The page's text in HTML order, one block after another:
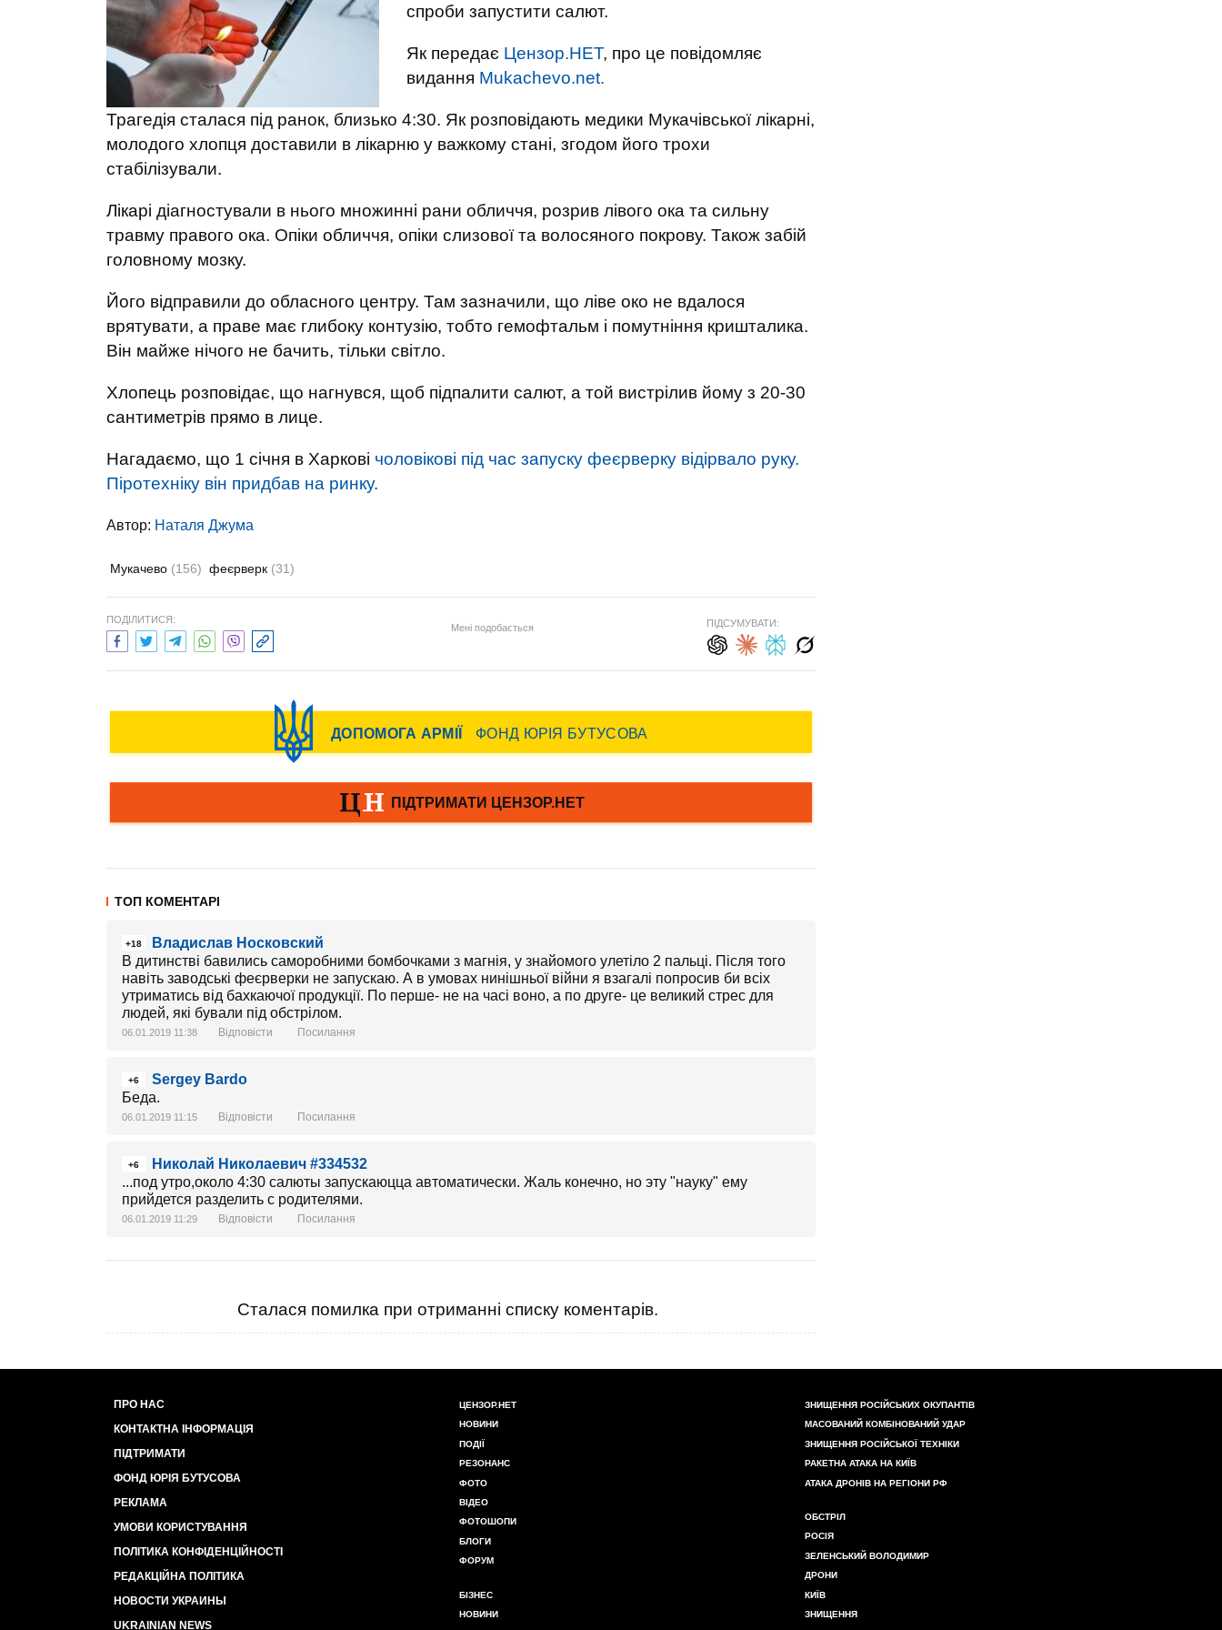
спроби запустити салют.
Як передає Цензор.НЕТ, про це повідомляє
видання Mukachevo.net.
Трагедія сталася під ранок, близько 4:30. Як розповідають медики Мукачівської лікарні,
молодого хлопця доставили в лікарню у важкому стані, згодом його трохи
стабілізували.
Лікарі діагностували в нього множинні рани обличчя, розрив лівого ока та сильну
травму правого ока. Опіки обличчя, опіки слизової та волосяного покрову. Також забій
головному мозку.
Його відправили до обласного центру. Там зазначили, що ліве око не вдалося
врятувати, а праве має глибоку контузію, тобто гемофтальм і помутніння кришталика.
Він майже нічого не бачить, тільки світло.
Хлопець розповідає, що нагнувся, щоб підпалити салют, а той вистрілив йому з 20-30
сантиметрів прямо в лице.
Нагадаємо, що 1 січня в Харкові чоловікові під час запуску феєрверку відірвало руку.
Піротехніку він придбав на ринку.
Автор: Наталя Джума
Мукачево (156) феєрверк (31)
ПОДІЛИТИСЯ:
Мені подобається ПІДСУМУВАТИ:
ТОП КОМЕНТАРІ
+18
Владислав Носковский
В дитинстві бавились саморобними бомбочками з магнія, у знайомого улетіло 2 пальці. Після того
навіть заводські феєрверки не запускаю. А в умовах нинішньої війни я взагалі попросив би всіх
утриматись від бахкаючої продукції. По перше- не на часі воно, а по друге- це великий стрес для
людей, які бували під обстрілом.
06.01.2019 11:38 Відповісти Посилання
+6
Sergey Bardo
Беда.
06.01.2019 11:15 Відповісти Посилання
+6
Николай Николаевич #334532
...под утро,около 4:30 салюты запускаюцца автоматически. Жаль конечно, но эту "науку" ему
прийдется разделить с родителями.
06.01.2019 11:29 Відповісти Посилання
Сталася помилка при отриманні списку коментарів.
ПРО НАС
КОНТАКТНА ІНФОРМАЦІЯ
ПІДТРИМАТИ
ФОНД ЮРІЯ БУТУСОВА
РЕКЛАМА
УМОВИ КОРИСТУВАННЯ
ПОЛІТИКА КОНФІДЕНЦІЙНОСТІ
РЕДАКЦІЙНА ПОЛІТИКА
НОВОСТИ УКРАИНЫ
UKRAINIAN NEWS
ЦЕНЗОР.НЕТ
НОВИНИ
ПОДІЇ
РЕЗОНАНС
ФОТО
ВІДЕО
ФОТОШОПИ
БЛОГИ
ФОРУМ
БІЗНЕС
НОВИНИ
ЗНИЩЕННЯ РОСІЙСЬКИХ ОКУПАНТІВ
МАСОВАНИЙ КОМБІНОВАНИЙ УДАР
ЗНИЩЕННЯ РОСІЙСЬКОЇ ТЕХНІКИ
РАКЕТНА АТАКА НА КИЇВ
АТАКА ДРОНІВ НА РЕГІОНИ РФ
ОБСТРІЛ
РОСІЯ
ЗЕЛЕНСЬКИЙ ВОЛОДИМИР
ДРОНИ
КИЇВ
ЗНИЩЕННЯ